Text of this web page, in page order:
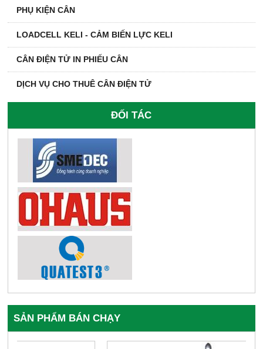
PHỤ KIỆN CÂN
LOADCELL KELI - CẢM BIẾN LỰC KELI
CÂN ĐIỆN TỬ IN PHIẾU CÂN
DỊCH VỤ CHO THUÊ CÂN ĐIỆN TỬ
ĐỐI TÁC
SẢN PHẨM BÁN CHẠY